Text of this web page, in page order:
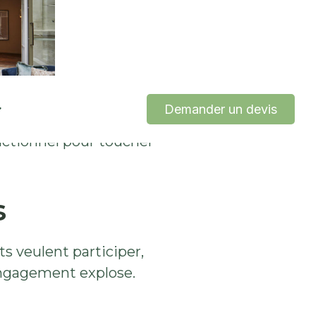
Demander un devis
pour toucher
veulent participer,
explose.